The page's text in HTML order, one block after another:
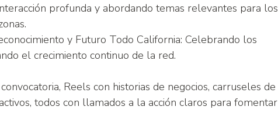
profunda y abordando temas relevantes para los
y Futuro Todo California: Celebrando los
el crecimiento continuo de la red.
Reels con historias de negocios, carruseles de
todos con llamados a la acción claros para fomentar